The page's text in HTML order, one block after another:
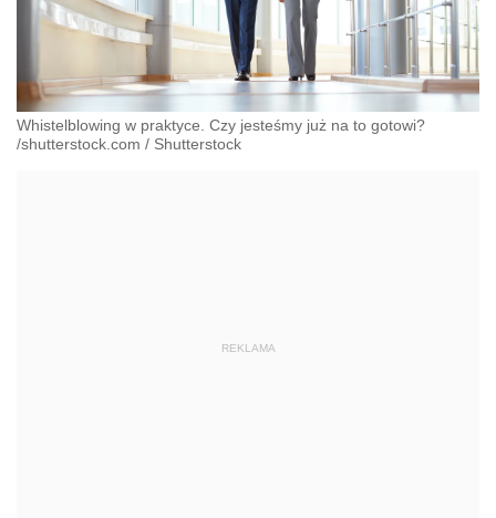
Whistelblowing w praktyce. Czy jesteśmy już na to gotowi?
/shutterstock.com / Shutterstock